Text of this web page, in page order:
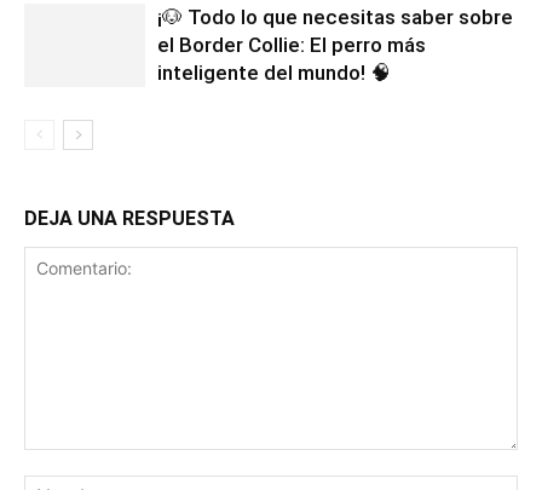
¡🐶 Todo lo que necesitas saber sobre
el Border Collie: El perro más
inteligente del mundo! 🧠
DEJA UNA RESPUESTA